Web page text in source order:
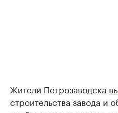
Жители Петрозаводска
строительства завода и